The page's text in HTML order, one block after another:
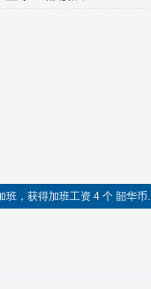
班，获得加班工资 4 个 韶华币.